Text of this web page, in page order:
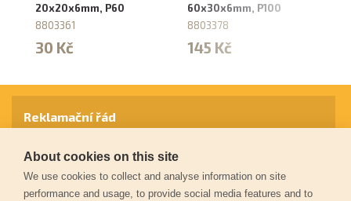
20x20x6mm, P60
8803361
30 Kč
60x30x6mm, P100
8803378
145 Kč
Reklamační řád
Záruční podmínky
About cookies on this site
We use cookies to collect and analyse information on site
performance and usage, to provide social media features and to